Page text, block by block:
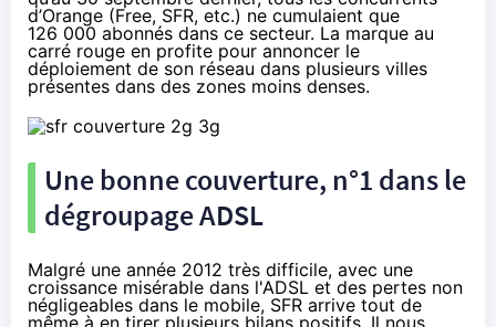
d’Orange (Free, SFR, etc.) ne cumulaient que
126 000 abonnés dans ce secteur. La marque au
carré rouge en profite pour annoncer le
déploiement de son réseau dans plusieurs villes
présentes dans des zones moins denses.
Une bonne couverture, n°1 dans le
dégroupage ADSL
Malgré une année 2012 très difficile, avec une
croissance misérable dans l'ADSL et des pertes non
négligeables dans le mobile, SFR arrive tout de